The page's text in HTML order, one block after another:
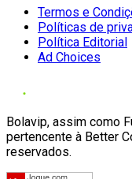
Termos e
Políticas de
Política Editorial
Ad Choices
Bolavip, assim como
pertencente à Better
reservados.